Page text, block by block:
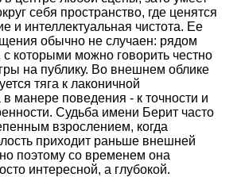
себя пространство, где ценятся
и интеллектуальная чистота. Ее
обычно не случаен: рядом
которыми можно говорить честно
на публику. Во внешнем облике
тяга к лаконичной
в манере поведения - к точности и
Судьба имени Берит часто
взрослением, когда
приходит раньше внешней
поэтому со временем она
интересной, а глубокой.